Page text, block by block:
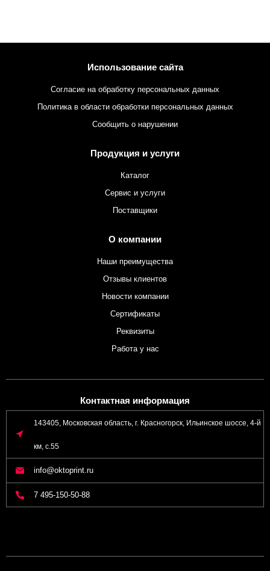
Использование сайта
Согласие на обработку персональных данных
Политика в области обработки персональных данных
Сообщить о нарушении
Продукция и услуги
Каталог
Сервис и услуги
Поставщики
О компании
Наши преимущества
Отзывы клиентов
Новости компании
Сертификаты
Реквизиты
Работа у нас
Контактная информация
143405, Московская область, г. Красногорск, Ильинское шоссе, 4-й
км, с.55
info@oktoprint.ru
7 495-150-50-88